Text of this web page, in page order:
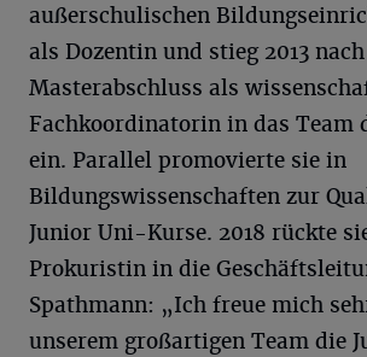
außerschulischen
als Dozentin und stieg 2013
Masterabschluss als
Fachkoordinatorin in das Team
ein. Parallel promovierte sie in
Bildungswissenschaften zur
Junior Uni-Kurse. 2018 rückte
Prokuristin in die
Spathmann: „Ich freue mich
unserem großartigen Team die